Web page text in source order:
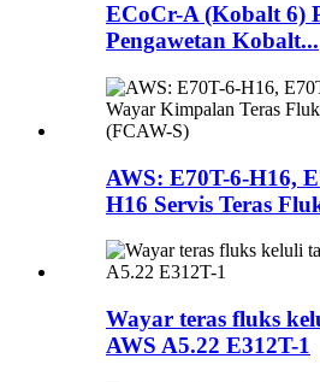
ECoCr-A (Kobalt 6)
Pengawetan Kobalt...
AWS: E70T-6-H16,
H16 Servis Teras
Wayar teras fluks
AWS A5.22 E312T-1